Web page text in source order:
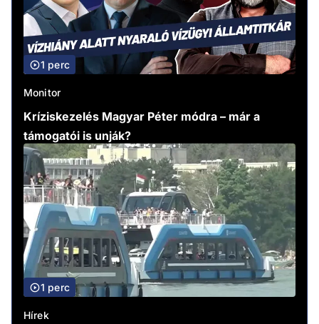
1 perc
Monitor
Kríziskezelés Magyar Péter módra – már a
támogatói is unják?
1 perc
Hírek